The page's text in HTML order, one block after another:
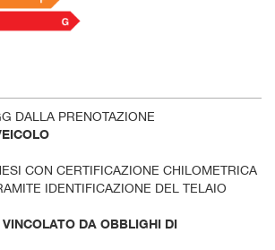
DALLA PRENOTAZIONE
CON CERTIFICAZIONE CHILOMETRICA
IDENTIFICAZIONE DEL TELAIO
DA OBBLIGHI DI